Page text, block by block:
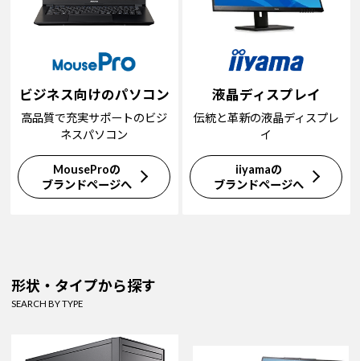
ビジネス向けのパソコン
高品質で充実サポートのビジ
ネスパソコン
MouseProの
ブランドページへ
液晶ディスプレイ
伝統と革新の液晶ディスプレ
イ
iiyamaの
ブランドページへ
形状・タイプから探す
SEARCH BY TYPE